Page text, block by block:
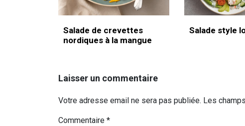
Salade de crevettes
nordiques à la mangue
Salade style
Laisser un commentaire
Votre adresse email ne sera pas publiée. Les
Commentaire *